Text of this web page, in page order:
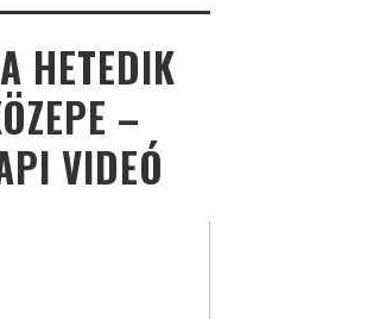
HETEDIK
–
VIDEÓ